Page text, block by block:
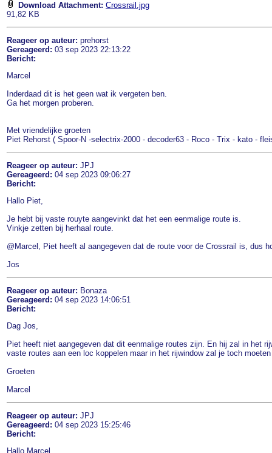
Download Attachment: Crossrail.jpg
91,82 KB
Reageer op auteur: prehorst
Gereageerd: 03 sep 2023 22:13:22
Bericht:
Marcel
Inderdaad dit is het geen wat ik vergeten ben.
Ga het morgen proberen.
Met vriendelijke groeten
Piet Rehorst ( Spoor-N -selectrix-2000 - decoder63 - Roco - Trix - kato -
Reageer op auteur: JPJ
Gereageerd: 04 sep 2023 09:06:27
Bericht:
Hallo Piet,
Je hebt bij vaste rouyte aangevinkt dat het een eenmalige route is.
Vinkje zetten bij herhaal route.
@Marcel, Piet heeft al aangegeven dat de route voor de Crossrail is, dus
Jos
Reageer op auteur: Bonaza
Gereageerd: 04 sep 2023 14:06:51
Bericht:
Dag Jos,
Piet heeft niet aangegeven dat dit eenmalige routes zijn. En hij zal in het
vaste routes aan een loc koppelen maar in het rijwindow zal je toch
Groeten
Marcel
Reageer op auteur: JPJ
Gereageerd: 04 sep 2023 15:25:46
Bericht:
Hallo Marcel,